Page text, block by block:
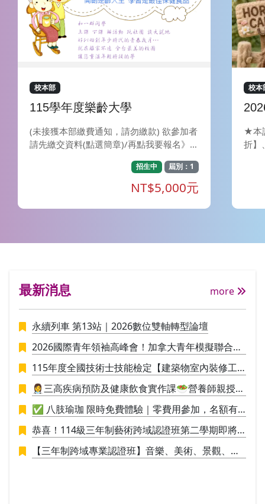
校本部
115學年度樂齡大學
(未接獲本部繳費通知，請勿繳款) 欲參加者
請先繳交資料(點選簡章)/再點我要報名》選
照片2張及身份證正反面影本一份）及健康
調查表，直接郵寄至407台中市西屯區東海
大學 1175號信箱推廣部收。或傳真04-235
91611或email至goe@thu.edu.tw。 ※簡
招生中 屆別：1
NT$5,000元
校本
8/
★本
折】
內上
任，
最新消息 more
永續列車 第13站｜2026數位雙軸轉型論壇
2026國際青年領袖高峰會！加拿大青年模擬聯合國
議事營🪄
115年度全國技術士技能檢定【建築物室內裝修工
程管理】招生中
👩‍⚕️三高疾病預防及健康飲食實作課🥗營養師親授料
理實作，讓你直接應用於生活
✅ 八肢瑜珈 限時免費體驗｜零費用參加，名額有
限，敬請把握！✅
恭喜！114級三年制藝術跨域認證班第二學期即將
於115/1/9結業，並進行學員學期成果展策展。
【三年制跨域專業認證班】音樂、美術、景觀、工